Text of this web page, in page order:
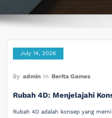
July 14, 2026
By admin In Berita Games
Rubah 4D: Menjelajahi
Rubah 4D adalah konsep yang